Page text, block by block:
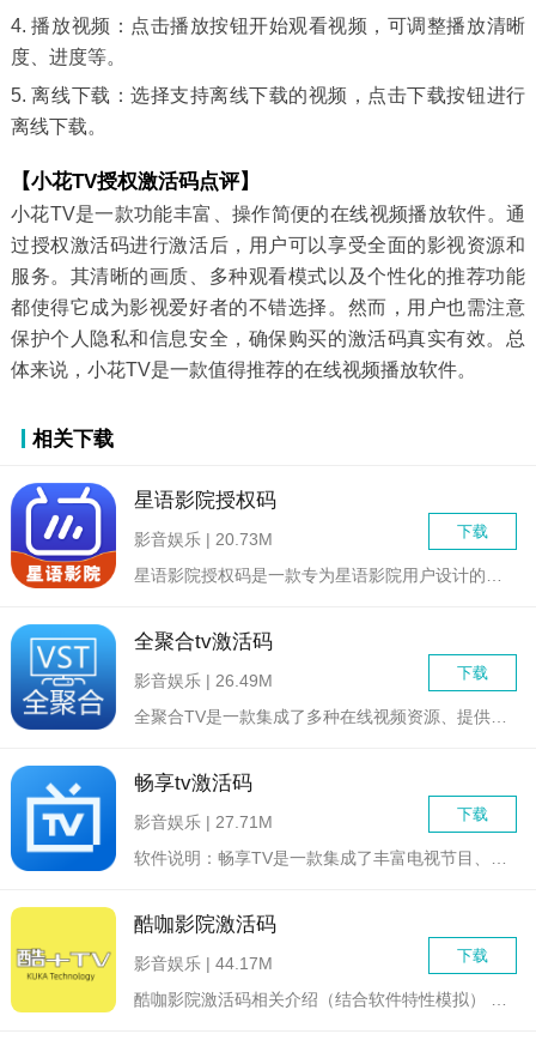
4. 播放视频：点击播放按钮开始观看视频，可调整播放清晰
度、进度等。
5. 离线下载：选择支持离线下载的视频，点击下载按钮进行
离线下载。
【小花TV授权激活码点评】
小花TV是一款功能丰富、操作简便的在线视频播放软件。通
过授权激活码进行激活后，用户可以享受全面的影视资源和
服务。其清晰的画质、多种观看模式以及个性化的推荐功能
都使得它成为影视爱好者的不错选择。然而，用户也需注意
保护个人隐私和信息安全，确保购买的激活码真实有效。总
体来说，小花TV是一款值得推荐的在线视频播放软件。
相关下载
星语影院授权码
下载
影音娱乐 | 20.73M
全聚合tv激活码
下载
影音娱乐 | 26.49M
畅享tv激活码
下载
影音娱乐 | 27.71M
酷咖影院激活码
下载
影音娱乐 | 44.17M